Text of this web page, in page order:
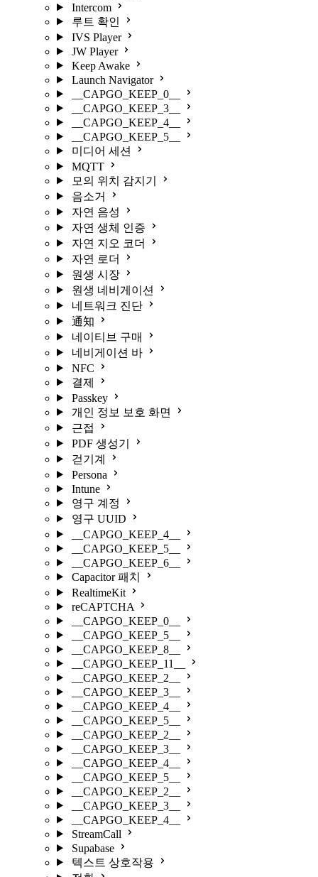
Intercom
루트 확인
IVS Player
JW Player
Keep Awake
Launch Navigator
__CAPGO_KEEP_0__
__CAPGO_KEEP_3__
__CAPGO_KEEP_4__
__CAPGO_KEEP_5__
미디어 세션
MQTT
모의 위치 감지기
음소거
자연 음성
자연 생체 인증
자연 지오 코더
자연 로더
원생 시장
원생 네비게이션
네트워크 진단
通知
네이티브 구매
네비게이션 바
NFC
결제
Passkey
개인 정보 보호 화면
근접
PDF 생성기
걷기계
Persona
Intune
영구 계정
영구 UUID
__CAPGO_KEEP_4__
__CAPGO_KEEP_5__
__CAPGO_KEEP_6__
Capacitor 패치
RealtimeKit
reCAPTCHA
__CAPGO_KEEP_0__
__CAPGO_KEEP_5__
__CAPGO_KEEP_8__
__CAPGO_KEEP_11__
__CAPGO_KEEP_2__
__CAPGO_KEEP_3__
__CAPGO_KEEP_4__
__CAPGO_KEEP_5__
__CAPGO_KEEP_2__
__CAPGO_KEEP_3__
__CAPGO_KEEP_4__
__CAPGO_KEEP_5__
__CAPGO_KEEP_2__
__CAPGO_KEEP_3__
__CAPGO_KEEP_4__
StreamCall
Supabase
텍스트 상호작용